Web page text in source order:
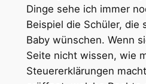
Dinge sehe ich immer
Beispiel die Schüler, die
Baby wünschen. Wenn
Seite nicht wissen, wie
Steuererklärungen